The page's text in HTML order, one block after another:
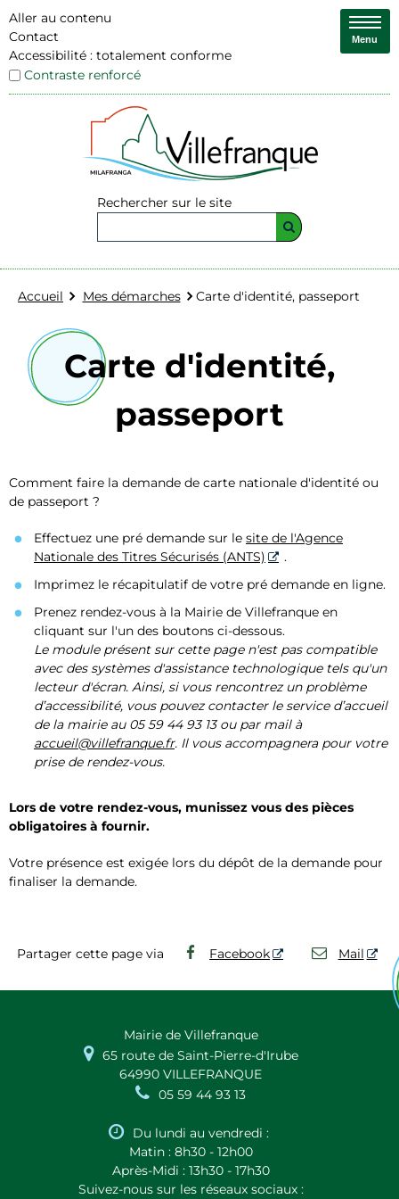
Aller au contenu
Contact
Accessibilité : totalement conforme
Contraste renforcé
Rechercher sur le site
Menu
Accueil Mes démarches Carte d'identité, passeport
Carte d'identité,
passeport
Comment faire la demande de carte nationale d'identité ou
de passeport ?
Effectuez une pré demande sur le site de l'Agence
Nationale des Titres Sécurisés (ANTS)
.
Imprimez le récapitulatif de votre pré demande en ligne.
Prenez rendez-vous à la Mairie de Villefranque en
cliquant sur l'un des boutons ci-dessous.
Le module présent sur cette page n'est pas compatible
avec des systèmes d'assistance technologique tels qu'un
lecteur d'écran. Ainsi, si vous rencontrez un problème
d’accessibilité, vous pouvez contacter le service d’accueil
de la mairie au 05 59 44 93 13 ou par mail à
accueil@villefranque.fr. Il vous accompagnera pour votre
prise de rendez-vous.
Lors de votre rendez-vous, munissez vous des pièces
obligatoires à fournir.
Votre présence est exigée lors du dépôt de la demande pour
finaliser la demande.
Partager cette page via Facebook Mail
Mairie de Villefranque
 65 route de Saint-Pierre-d'Irube
64990 VILLEFRANQUE
 05 59 44 93 13

Du lundi au vendredi :
Matin : 8h30 - 12h00
Après-Midi : 13h30 - 17h30
Suivez-nous sur les réseaux sociaux :